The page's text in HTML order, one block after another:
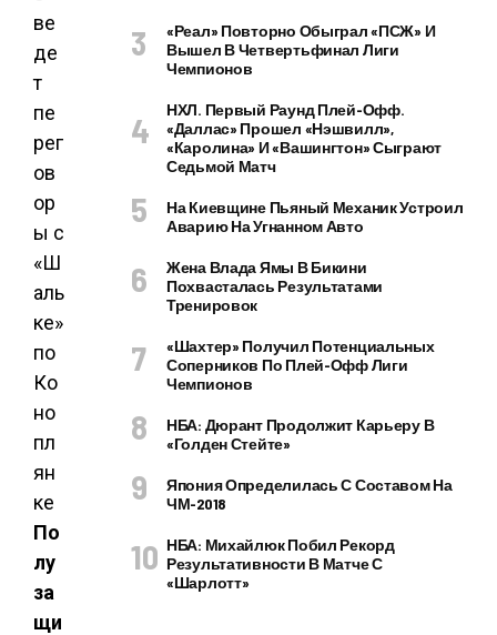
По
лу
за
щи
«Реал» Повторно Обыграл «ПСЖ» И
Вышел В Четвертьфинал Лиги
Чемпионов
НХЛ. Первый Раунд Плей-Офф.
«Даллас» Прошел «Нэшвилл»,
«Каролина» И «Вашингтон» Сыграют
Седьмой Матч
На Киевщине Пьяный Механик Устроил
Аварию На Угнанном Авто
Жена Влада Ямы В Бикини
Похвасталась Результатами
Тренировок
«Шахтер» Получил Потенциальных
Соперников По Плей-Офф Лиги
Чемпионов
НБА: Дюрант Продолжит Карьеру В
«Голден Стейте»
Япония Определилась С Составом На
ЧМ-2018
НБА: Михайлюк Побил Рекорд
Результативности В Матче С
«Шарлотт»